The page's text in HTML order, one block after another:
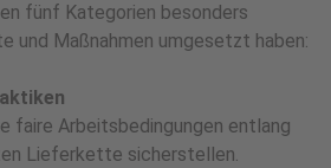
fünf Kategorien besonders
und Maßnahmen umgesetzt haben:
faire Arbeitsbedingungen entlang
Lieferkette sicherstellen.